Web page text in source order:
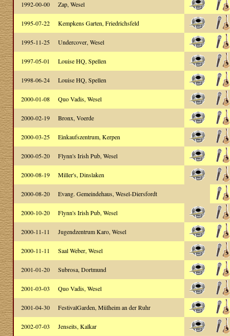
1992-00-00 Zap, Wesel
1995-07-22 Kempkens Garten, Friedrichsfeld
1995-11-25 Undercover, Wesel
1997-05-01 Louise HQ, Spellen
1998-06-24 Louise HQ, Spellen
2000-01-08 Quo Vadis, Wesel
2000-02-19 Bronx, Voerde
2000-03-25 Einkaufszentrum, Kerpen
2000-05-20 Flynn's Irish Pub, Wesel
2000-08-19 Miller's, Dinslaken
2000-08-20 Evang. Gemeindehaus, Wesel-Diersfordt
2000-10-20 Flynn's Irish Pub, Wesel
2000-11-11 Jugendzentrum Karo, Wesel
2000-11-11 Saal Weber, Wesel
2001-01-20 Subrosa, Dortmund
2001-03-03 Quo Vadis, Wesel
2001-04-30 FestivalGarden, Mülheim an der Ruhr
2002-07-03 Jenseits, Kalkar